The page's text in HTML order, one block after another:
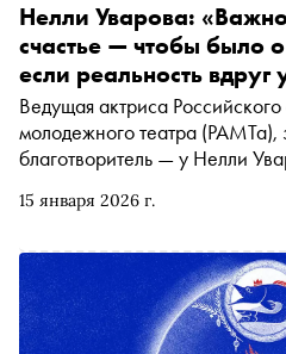
15 января 2026 г.
Нелли Уварова:
счастье — чтобы было
если реальность вдруг
Ведущая актриса
молодежного театра (РАМТа),
благотворитель — у Нелли
поговорил сразу о трёх её
пройдёт в Театре Наций 20
«Игра интересов» в РАМТе,
Екатерины Половцевой в
будущее в театре и кино